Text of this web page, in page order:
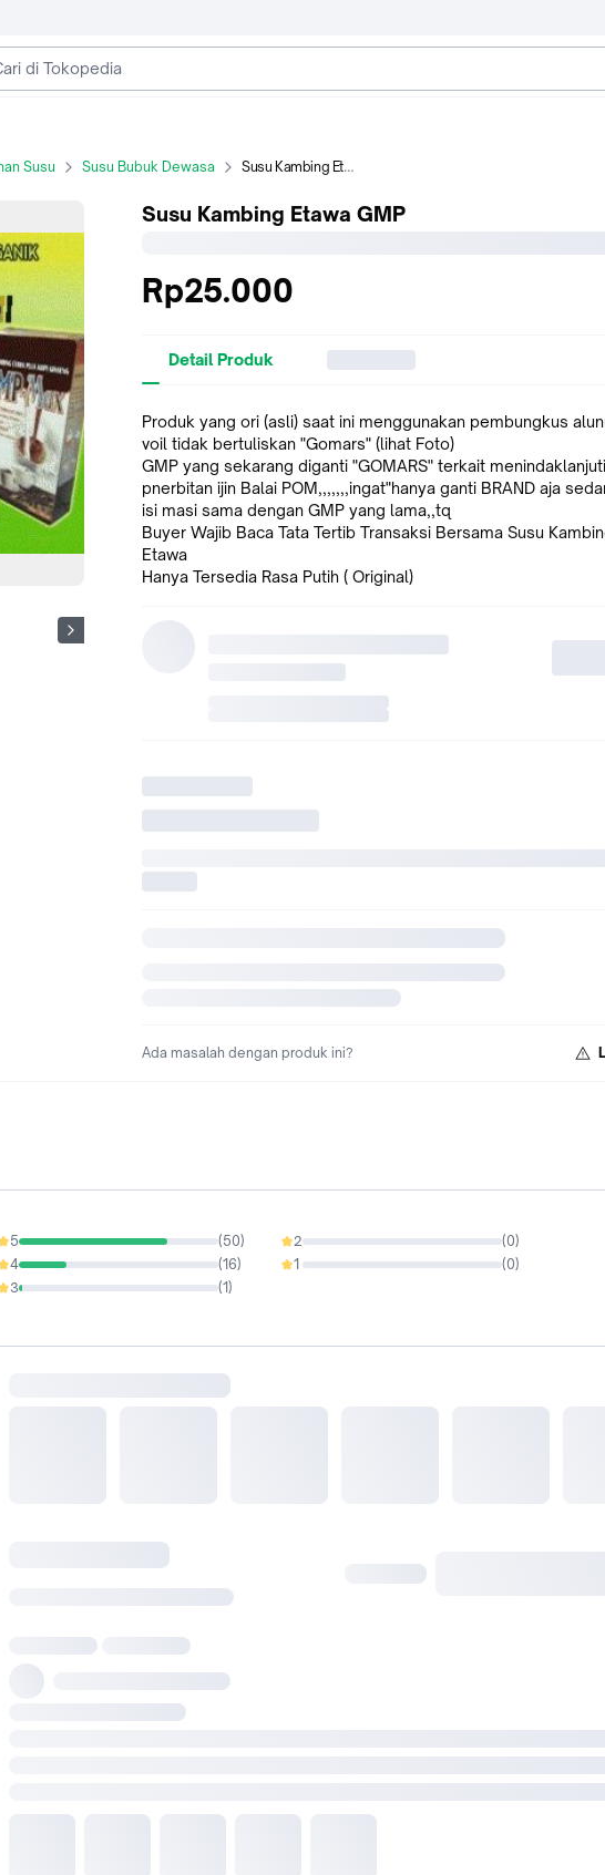
Susu Susu Bubuk Dewasa Susu Kambing Etawa GMP
Susu Kambing Etawa GMP
Rp25.000
Detail Produk
Produk yang ori (asli) saat ini menggunakan pembungkus
voil tidak bertuliskan "Gomars" (lihat Foto)
GMP yang sekarang diganti "GOMARS" terkait menindaklanjuti
pnerbitan ijin Balai POM,,,,,,,ingat"hanya ganti BRAND aja
isi masi sama dengan GMP yang lama,,tq
Buyer Wajib Baca Tata Tertib Transaksi Bersama Susu
Etawa
Hanya Tersedia Rasa Putih ( Original)
Membantu mengurangi keluhan yang diakibatkan sakit
Sangat baik untuk gejala kekurangan darah (Anemia) dan
haid.3. Membantu menguatkan tulang, gigi dan baik bagi
rematik serta mencegah kerapuhan tulang(Osteoporosis)4.
daya tahan tubuh baik pria maupun wanita sehingga tetap
tidak mudah capek.6. Keluhan penyakit pernapasan :
tahan dan kekebalan tubuh terhadap segala penyakit.10.
kesembuhan Keluhan sakit ginjal.
Ada masalah dengan produk ini?
5 (50)
4 (16)
3 (1)
2 (0)
0%
1 (0)
0%